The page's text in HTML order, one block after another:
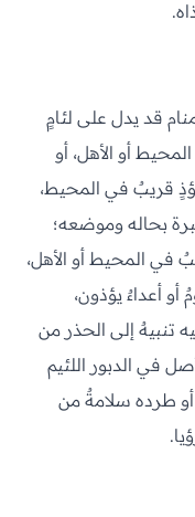
قد يدل على لئامٍ
أو الأهل، أو
قريبٌ في المحيط،
بحاله وموضعه؛
في المحيط أو الأهل،
أو أعداءٌ يؤذون،
تنبيهٌ إلى الحذر من
في الدبور اللئيم
أو طرده سلامةٌ من